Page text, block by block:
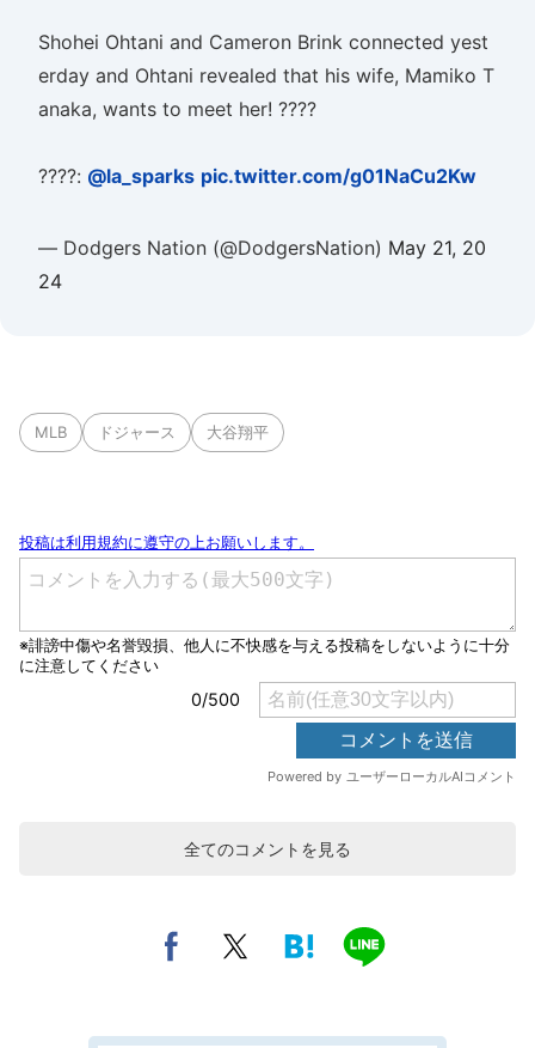
Shohei Ohtani and Cameron Brink connected yest
erday and Ohtani revealed that his wife, Mamiko T
anaka, wants to meet her! ????
????: @la_sparks pic.twitter.com/g01NaCu2Kw
— Dodgers Nation (@DodgersNation) May 21, 20
24
MLB ドジャース 大谷翔平
全てのコメントを見る